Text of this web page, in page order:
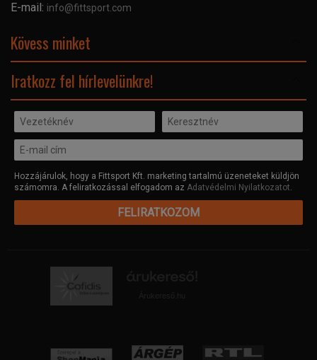
Adatvédelmi nyilatkozat
E-mail: info@fittsport.com
Kövess minket
Iratkozz fel hírlevelünkre!
Hozzájárulok, hogy a Fittsport Kft. marketing tartalmú üzeneteket küldjön
számomra. A feliratkozással elfogadom az Adatvédelmi Nyilatkozatot.
FELIRATKOZOM